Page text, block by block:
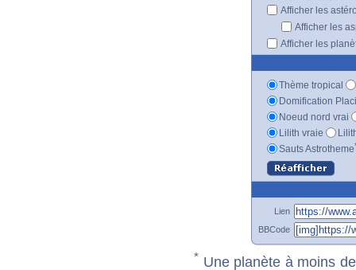
Afficher les
Afficher les
Afficher les
Thème tropical
Domification
Noeud nord vrai
Lilith vraie
Sauts Astrotheme
Lien
BBCode
* Une planète à moins